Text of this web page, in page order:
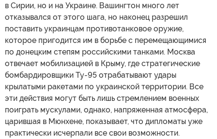
в Сирии, но и на Украине. Вашингтон много лет
отказывался от этого шага, но наконец разрешил
поставить украинцам противотанковое оружие,
которое пригодится им в борьбе с перемещающимися
по донецким степям российскими танками. Москва
отвечает мобилизацией в Крыму, где стратегические
бомбардировщики Ту-95 отрабатывают удары
крылатыми ракетами по украинской территории. Все
эти действия могут быть лишь стремлением военных
поиграть мускулами, однако, напряженная атмосфера,
царившая в Мюнхене, показывает, что дипломаты уже
практически исчерпали все свои возможности.